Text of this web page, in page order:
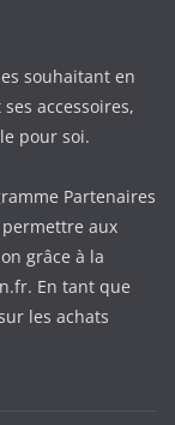
souhaitant en
accessoires,
pour soi.
Partenaires
aux
grâce à la
En tant que
les achats